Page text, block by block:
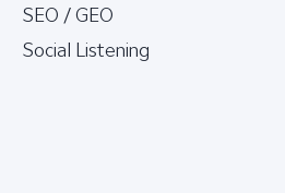
SEO / GEO
Social Listening